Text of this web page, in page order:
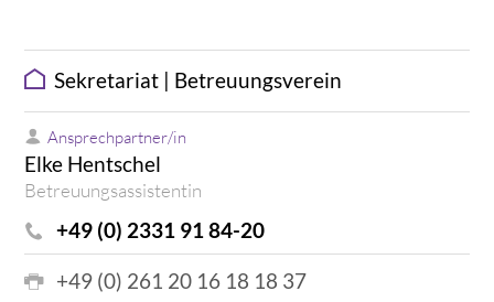
Sekretariat | Betreuungsverein
Ansprechpartner/in
Elke Hentschel
Betreuungsassistentin
+49 (0) 2331 91 84-20
+49 (0) 261 20 16 18 18 37